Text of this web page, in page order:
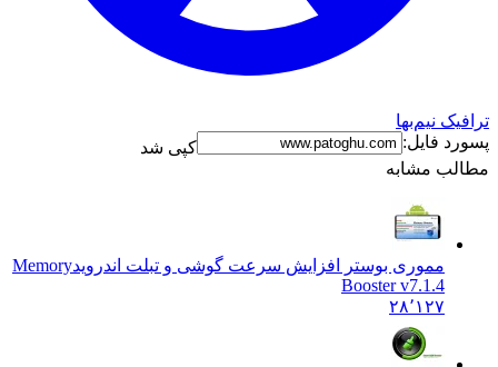
نیم‌بها
فایل:
کپی شد
مشابه
مموری بوستر افزایش سرعت گوشی و تبلت اندرویدMemory
Booster v7.1.4
۲۸٬۱۲۷